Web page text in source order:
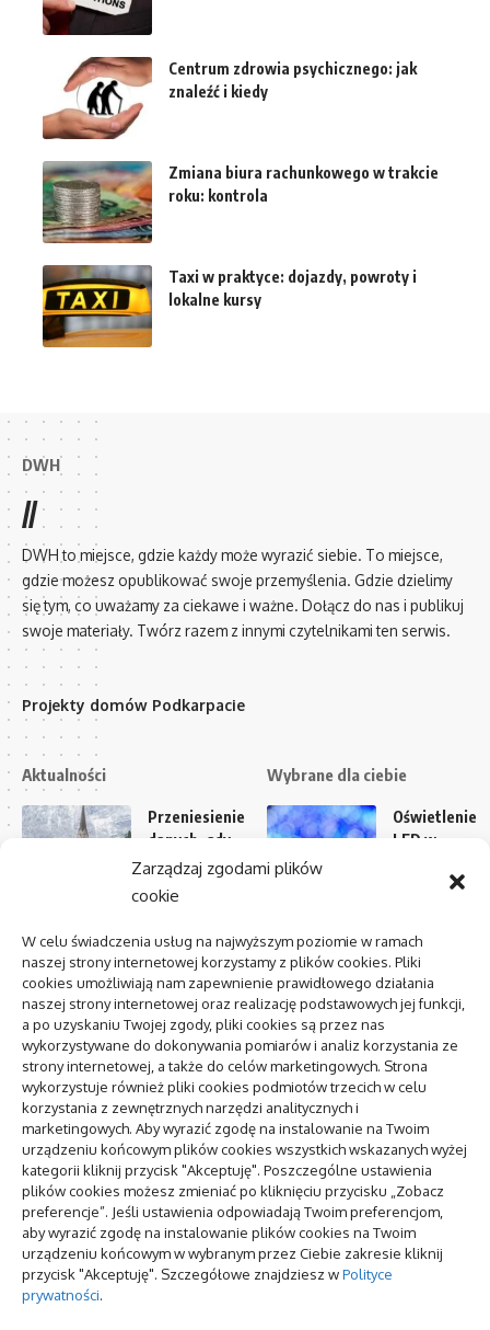
Zarządzaj zgodami plików
cookie
W celu świadczenia usług na najwyższym poziomie w ramach
naszej strony internetowej korzystamy z plików cookies. Pliki
cookies umożliwiają nam zapewnienie prawidłowego działania
naszej strony internetowej oraz realizację podstawowych jej funkcji,
a po uzyskaniu Twojej zgody, pliki cookies są przez nas
wykorzystywane do dokonywania pomiarów i analiz korzystania ze
strony internetowej, a także do celów marketingowych. Strona
wykorzystuje również pliki cookies podmiotów trzecich w celu
korzystania z zewnętrznych narzędzi analitycznych i
marketingowych. Aby wyrazić zgodę na instalowanie na Twoim
urządzeniu końcowym plików cookies wszystkich wskazanych wyżej
kategorii kliknij przycisk "Akceptuję". Poszczególne ustawienia
plików cookies możesz zmieniać po kliknięciu przycisku „Zobacz
preferencje”. Jeśli ustawienia odpowiadają Twoim preferencjom,
aby wyrazić zgodę na instalowanie plików cookies na Twoim
urządzeniu końcowym w wybranym przez Ciebie zakresie kliknij
przycisk "Akceptuję". Szczegółowe znajdziesz wPolityce
prywatności.
Centrum zdrowia psychicznego: jak
znaleźć i kiedy
Zmiana biura rachunkowego w trakcie
roku: kontrola
Taxi w praktyce: dojazdy, powroty i
lokalne kursy
DWH
//
DWH to miejsce, gdzie każdy może wyrazić siebie. To miejsce,
gdzie możesz opublikować swoje przemyślenia. Gdzie dzielimy
się tym, co uważamy za ciekawe i ważne. Dołącz do nas i publikuj
swoje materiały. Twórz razem z innymi czytelnikami ten serwis.
Projekty domów Podkarpacie
Aktualności
Przeniesienie
danych, gdy
ekran nie
reaguje na
AI w media
relations:
zastosowania
i
ograniczenia
Centrum
zdrowia
psychicznego:
jak znaleźć i
kiedy
pozycjonowanie lokalne
Wybrane dla ciebie
Oświetlenie
LED w
neonów –
idea na
dekorację
imprezy
sposób
funkcjonuje
lecznicza
Jakie są
popularne
typu taśm
pakowniczych
To się teraz czyta